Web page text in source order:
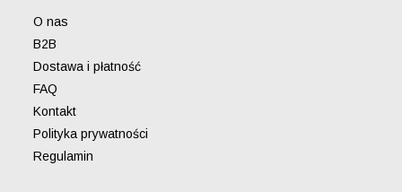
O nas
B2B
Dostawa i płatność
FAQ
Kontakt
Polityka prywatności
Regulamin